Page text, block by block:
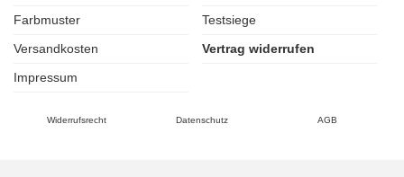
Farbmuster
Testsiege
Versandkosten
Vertrag widerrufen
Impressum
Widerrufsrecht Datenschutz AGB